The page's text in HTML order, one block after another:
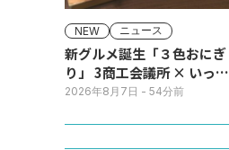
NEW ニュース
新グルメ誕生「３色おにぎ
り」 3商工会議所 × いっさ
く
2026年8月7日 - 54分前